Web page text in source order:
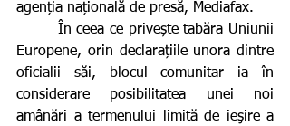
agenția națională de presă, Mediafax.
Europene, orin declarațiile unora dintre
oficialii săi, blocul comunitar ia în
considerare posibilitatea unei noi
amânări a termenului limită de ieşire a